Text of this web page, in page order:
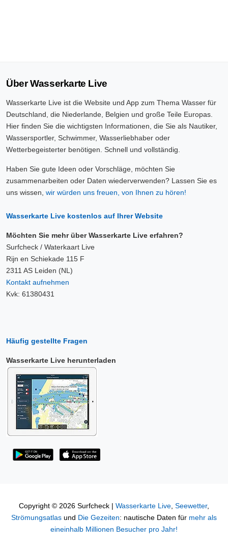
Über Wasserkarte Live
Wasserkarte Live ist die Website und App zum Thema Wasser für
Deutschland, die Niederlande, Belgien und große Teile Europas.
Hier finden Sie die wichtigsten Informationen, die Sie als Nautiker,
Wassersportler, Schwimmer, Wasserliebhaber oder
Wetterbegeisterter benötigen. Schnell und vollständig.
Haben Sie gute Ideen oder Vorschläge, möchten Sie
zusammenarbeiten oder Daten wiederverwenden? Lassen Sie es
uns wissen, wir würden uns freuen, von Ihnen zu hören!
Wasserkarte Live kostenlos auf Ihrer Website
Möchten Sie mehr über Wasserkarte Live erfahren?
Surfcheck / Waterkaart Live
Rijn en Schiekade 115 F
2311 AS Leiden (NL)
Kontakt aufnehmen
Kvk: 61380431
Häufig gestellte Fragen
Wasserkarte Live herunterladen
Copyright © 2026 Surfcheck | Wasserkarte Live, Seewetter,
Strömungsatlas und Die Gezeiten: nautische Daten für mehr als
eineinhalb Millionen Besucher pro Jahr!